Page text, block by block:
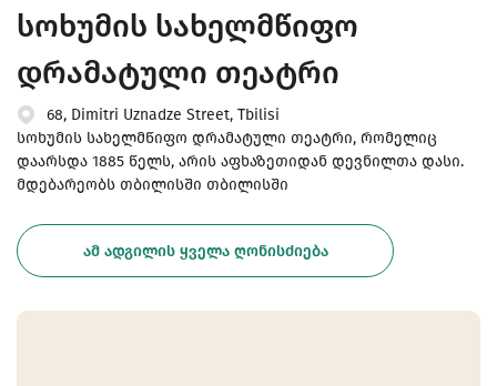
სოხუმის სახელმწიფო
დრამატული თეატრი
68, Dimitri Uznadze Street, Tbilisi
სოხუმის სახელმწიფო დრამატული თეატრი, რომელიც
დაარსდა 1885 წელს, არის აფხაზეთიდან დევნილთა დასი.
მდებარეობს თბილისში თბილისში
ᲐᲛ ᲐᲓᲒᲘᲚᲘᲡ ᲧᲕᲔᲚᲐ ᲦᲝᲜᲘᲡᲫᲘᲔᲑᲐ